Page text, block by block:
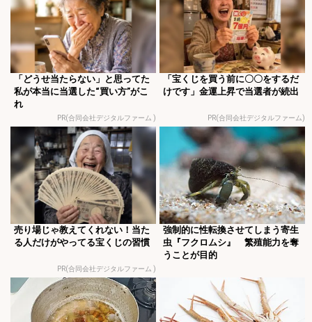
「どうせ当たらない」と思ってた
私が本当に当選した“買い方”がこ
れ
PR(合同会社デジタルファーム )
「宝くじを買う前に〇〇をするだ
けです」金運上昇で当選者が続出
PR(合同会社デジタルファーム)
売り場じゃ教えてくれない！当た
る人だけがやってる宝くじの習慣
PR(合同会社デジタルファーム )
強制的に性転換させてしまう寄生
虫『フクロムシ』 繁殖能力を奪
うことが目的